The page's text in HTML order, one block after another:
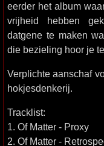
eerder het album
vrijheid hebben
datgene te maken
die bezieling hoor je
Verplichte aanschaf
hokjesdenkerij.
Tracklist:
1. Of Matter - Proxy
2. Of Matter -